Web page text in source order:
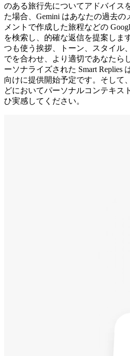
のある旅行先についてアドバイス
た場合、Gemini はあなたの過去の
メントで作成した旅程などの
を検索し、的確な返信を提案しま
つも使う挨拶、トーン、スタイル
でを合わせ、より適切であなたら
ーソナライズされた Smart Replies
向けに提供開始予定です。そして
どにおいてパーソナルコンテキス
ひ実感してください。